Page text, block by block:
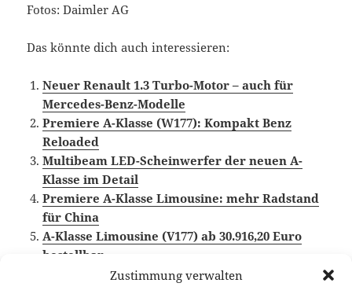
Zustimmung verwalten
Fotos: Daimler AG
Das könnte dich auch interessieren:
Neuer Renault 1.3 Turbo-Motor – auch für
Mercedes-Benz-Modelle
Premiere A-Klasse (W177): Kompakt Benz
Reloaded
Multibeam LED-Scheinwerfer der neuen A-
Klasse im Detail
Premiere A-Klasse Limousine: mehr Radstand
für China
A-Klasse Limousine (V177) ab 30.916,20 Euro
bestellbar